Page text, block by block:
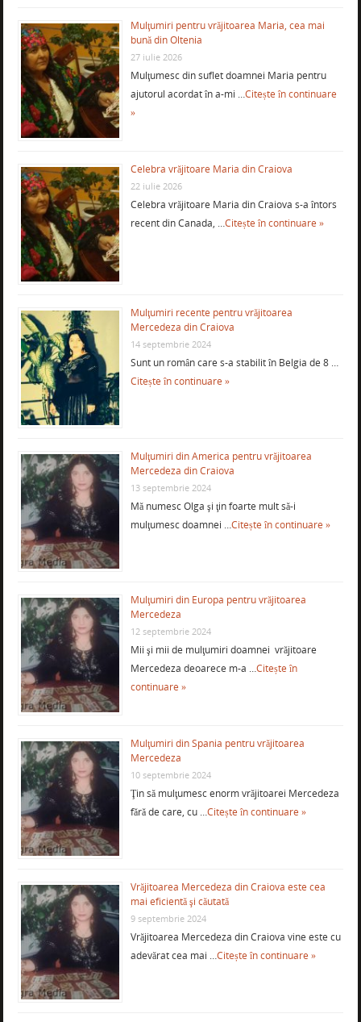
Mulţumiri pentru vrăjitoarea Maria, cea mai
bună din Oltenia
27 iulie 2026
Mulţumesc din suflet doamnei Maria pentru
ajutorul acordat în a-mi …Citește în continuare
»
Celebra vrăjitoare Maria din Craiova
22 iulie 2026
Celebra vrăjitoare Maria din Craiova s-a întors
recent din Canada, …Citește în continuare »
Mulţumiri recente pentru vrăjitoarea
Mercedeza din Craiova
14 septembrie 2024
Sunt un român care s-a stabilit în Belgia de 8 …
Citește în continuare »
Mulţumiri din America pentru vrăjitoarea
Mercedeza din Craiova
13 septembrie 2024
Mă numesc Olga şi ţin foarte mult să-i
mulţumesc doamnei …Citește în continuare »
Mulţumiri din Europa pentru vrăjitoarea
Mercedeza
12 septembrie 2024
Mii şi mii de mulţumiri doamnei vrăjitoare
Mercedeza deoarece m-a …Citește în
continuare »
Mulţumiri din Spania pentru vrăjitoarea
Mercedeza
10 septembrie 2024
Ţin să mulţumesc enorm vrăjitoarei Mercedeza
fără de care, cu …Citește în continuare »
Vrăjitoarea Mercedeza din Craiova este cea
mai eficientă şi căutată
9 septembrie 2024
Vrăjitoarea Mercedeza din Craiova vine este cu
adevărat cea mai …Citește în continuare »